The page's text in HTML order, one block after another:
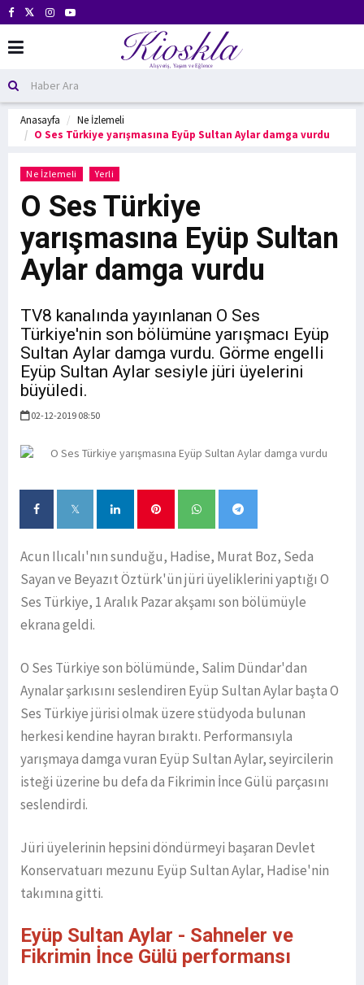
Anasayfa
Ne İzlemeli
O Ses Türkiye yarışmasına Eyüp Sultan Aylar damga vurdu
Ne İzlemeli Yerli
O Ses Türkiye
yarışmasına Eyüp Sultan
Aylar damga vurdu
TV8 kanalında yayınlanan O Ses
Türkiye'nin son bölümüne yarışmacı Eyüp
Sultan Aylar damga vurdu. Görme engelli
Eyüp Sultan Aylar sesiyle jüri üyelerini
büyüledi.
02-12-2019 08:50
Acun Ilıcalı'nın sunduğu, Hadise, Murat Boz, Seda
Sayan ve Beyazıt Öztürk'ün jüri üyeliklerini yaptığı O
Ses Türkiye, 1 Aralık Pazar akşamı son bölümüyle
ekrana geldi.
O Ses Türkiye son bölümünde, Salim Dündar'dan
Aynalar şarkısını seslendiren Eyüp Sultan Aylar başta O
Ses Türkiye jürisi olmak üzere stüdyoda bulunan
herkesi kendine hayran bıraktı. Performansıyla
yarışmaya damga vuran Eyüp Sultan Aylar, seyircilerin
isteği üzerine bu defa da Fikrimin İnce Gülü parçasını
seslendirdi.
Jüri üyelerinin hepsini döndürmeyi başaran Devlet
Konservatuarı mezunu Eyüp Sultan Aylar, Hadise'nin
takımına gitti.
Eyüp Sultan Aylar - Sahneler ve
Fikrimin İnce Gülü performansı